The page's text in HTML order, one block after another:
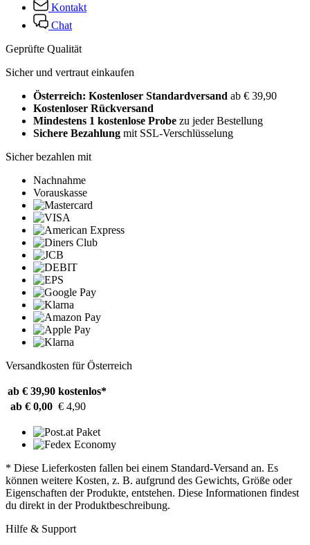
Kontakt
Chat
Geprüfte Qualität
Sicher und vertraut einkaufen
Österreich: Kostenloser Standardversand ab € 39,90
Kostenloser Rückversand
Mindestens 1 kostenlose Probe zu jeder Bestellung
Sichere Bezahlung mit SSL-Verschlüsselung
Sicher bezahlen mit
Nachnahme
Vorauskasse
Versandkosten für Österreich
ab € 39,90 kostenlos*
ab € 0,00 € 4,90
* Diese Lieferkosten fallen bei einem Standard-Versand an. Es
können weitere Kosten, z. B. aufgrund des Gewichts, Größe oder
Eigenschaften der Produkte, entstehen. Diese Informationen findest
du direkt in der Produktbeschreibung.
Hilfe & Support